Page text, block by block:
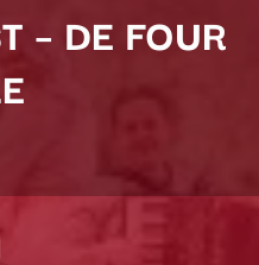
– DE FOUR